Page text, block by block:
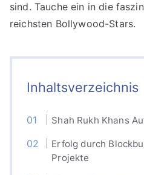
sind. Tauche ein in die
reichsten Bollywood-Stars.
Inhaltsverzeichnis
Shah Rukh Khans
Erfolg durch
Projekte